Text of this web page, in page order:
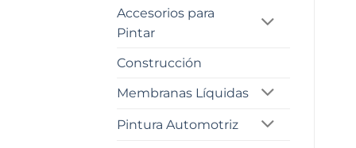
Accesorios para
Pintar
Construcción
Membranas Líquidas
Pintura Automotriz